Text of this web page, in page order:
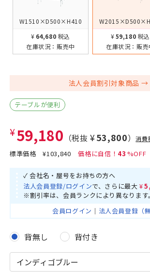
W1510×D500×H410
¥64,680 税込
在庫状況： 販売中
¥59,180 税込
在庫状況： 販売
法人会員割引対象商品
テーブルが便利
¥59,180 （税抜 ¥53,800）消費
標準価格¥103,840 43
✓ 会社名・屋号をお持ちの方へ
法人会員登録/ログインで、さらに最大
※割引率は、会員ランクにより異なります。
会員ログイン ｜ 法人会員登録（無
背無し 背付き